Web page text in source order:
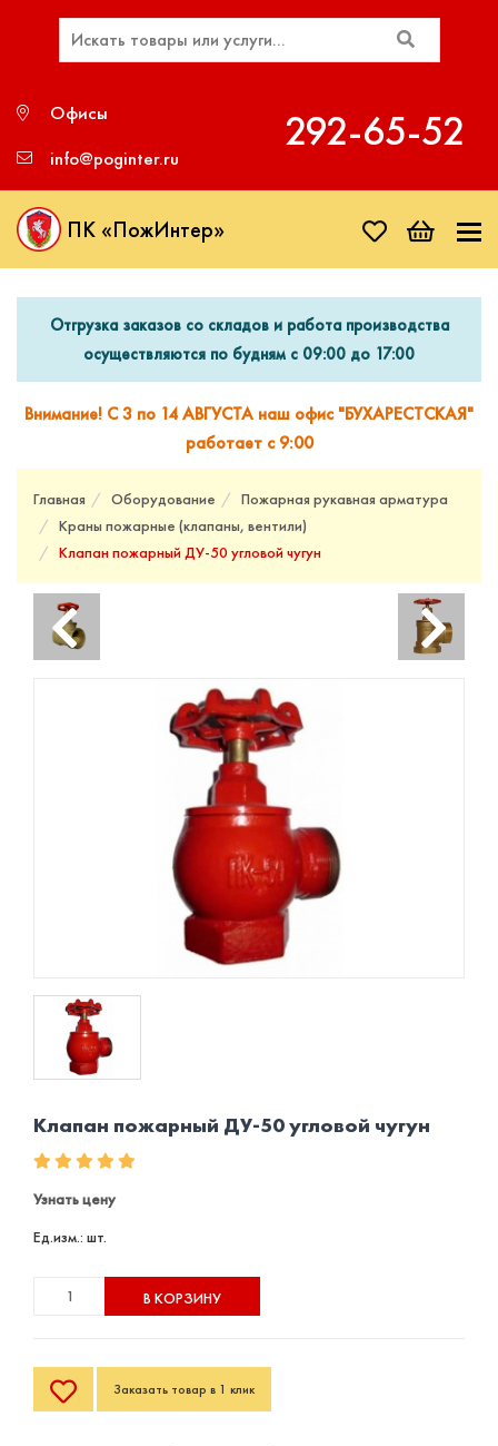
Офисы
info@poginter.ru
292‑65‑52
ПК «ПожИнтер»
Отгрузка заказов со складов и работа производства
осуществляются по будням с 09:00 до 17:00
Внимание! С 3 по 14 АВГУСТА наш офис "БУХАРЕСТСКАЯ"
работает с 9:00
Главная Оборудование
Пожарная рукавная арматура
Краны пожарные (клапаны, вентили)
Клапан пожарный ДУ-50 угловой чугун
Клапан пожарный ДУ-50 угловой чугун
Узнать цену
Ед.изм.: шт.
В КОРЗИНУ
Заказать товар в 1 клик